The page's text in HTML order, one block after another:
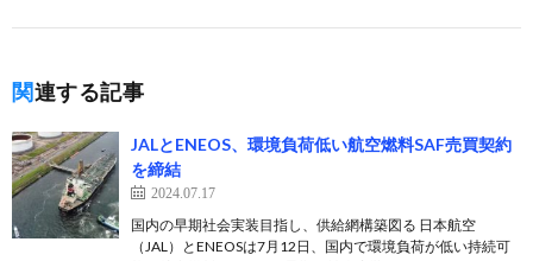
関連する記事
JALとENEOS、環境負荷低い航空燃料SAF売買契約
を締結
2024.07.17
国内の早期社会実装目指し、供給網構築図る 日本航空
（JAL）とENEOSは7月12日、国内で環境負荷が低い持続可